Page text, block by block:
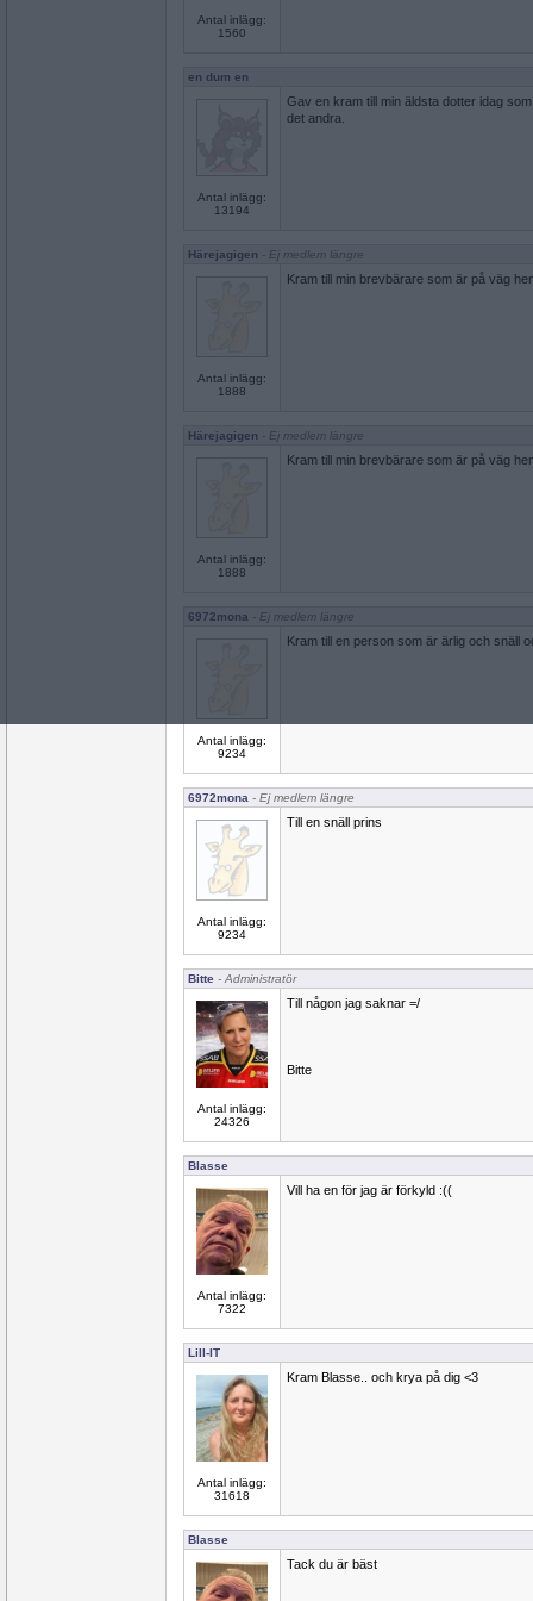
Antal inlägg:
1560
en dum en
Antal inlägg:
13194
Gav en kram till min äldsta dotter idag
det andra.
Härejagigen - Ej medlem längre
Antal inlägg:
1888
Kram till min brevbärare som är på väg
Härejagigen - Ej medlem längre
Antal inlägg:
1888
Kram till min brevbärare som är på väg
6972mona - Ej medlem längre
Antal inlägg:
9234
Kram till en person som är ärlig och snäll
6972mona - Ej medlem längre
Antal inlägg:
9234
Till en snäll prins
Bitte - Administratör
Antal inlägg:
24326
Till någon jag saknar =/
Bitte
Blasse
Antal inlägg:
7322
Vill ha en för jag är förkyld :((
Lill-IT
Antal inlägg:
31618
Kram Blasse.. och krya på dig <3
Blasse
Tack du är bäst